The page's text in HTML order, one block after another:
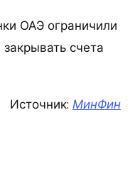
ОАЭ ограничили
счета
Источник: МинФин